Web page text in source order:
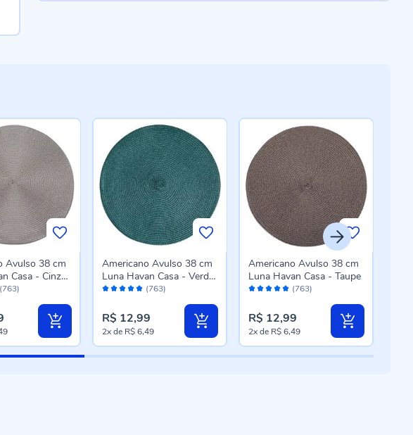
(763)
Avulso 38 cm
Casa - Cinza
Avaliação: (763)
Americano Avulso 38 cm
Luna Havan Casa - Verde
Botânico
R$ 12,99
2xde R$ 6,49
Avaliação: (763)
Americano Avulso 38 cm
Luna Havan Casa - Taupe
R$ 12,99
2xde R$ 6,49